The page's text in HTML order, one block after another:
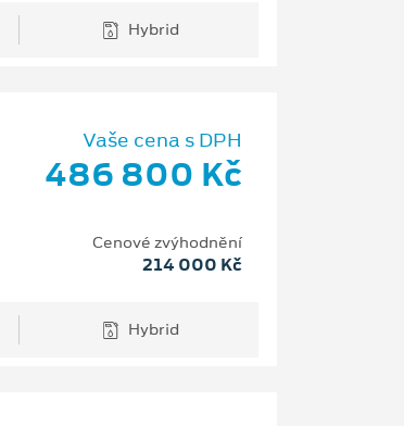
Hybrid
Vaše cena s DPH
486 800 Kč
Cenové zvýhodnění
214 000 Kč
Hybrid